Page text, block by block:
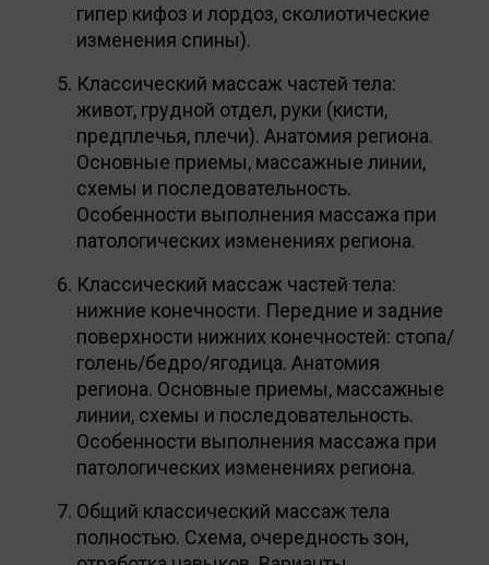
гипер кифоз и лордоз, сколиотические
изменения спины).
Классический массаж частей тела:
живот, грудной отдел, руки (кисти,
предплечья, плечи). Анатомия региона.
Основные приемы, массажные линии,
схемы и последовательность.
Особенности выполнения массажа при
патологических изменениях региона.
Классический массаж частей тела:
нижние конечности. Передние и задние
поверхности нижних конечностей: стопа/
голень/бедро/ягодица. Анатомия
региона. Основные приемы, массажные
линии, схемы и последовательность.
Особенности выполнения массажа при
патологических изменениях региона.
Общий классический массаж тела
полностью. Схема, очередность зон,